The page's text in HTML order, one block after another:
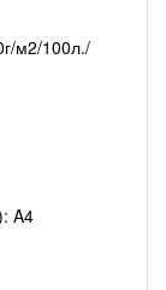
м2/100л./
A4